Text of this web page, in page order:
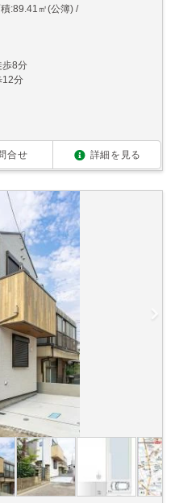
:89.41㎡(公簿)
8分
分
合せ 詳細を見る